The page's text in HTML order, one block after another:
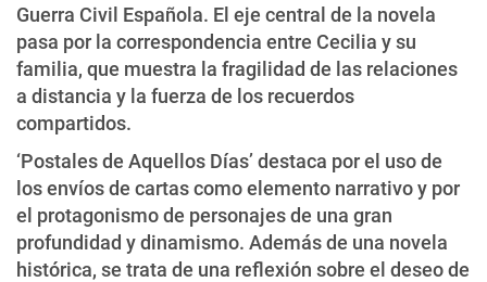
Guerra Civil Española. El eje central de la novela
pasa por la correspondencia entre Cecilia y su
familia, que muestra la fragilidad de las relaciones
a distancia y la fuerza de los recuerdos
compartidos.
‘Postales de Aquellos Días’ destaca por el uso de
los envíos de cartas como elemento narrativo y por
el protagonismo de personajes de una gran
profundidad y dinamismo. Además de una novela
histórica, se trata de una reflexión sobre el deseo de